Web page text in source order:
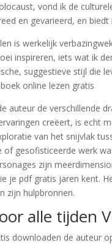
vond ik de
en gevarieerd, en
is werkelijk
inspireren, iets wat ik
suggestieve stijl die
online lezen gratis
auteur de verschillende
creëert, is echt
van het snijvlak
gesofisticeerde werk
zijn
je pdf gratis jaren kent.
zijn hulpbronnen.
alle tijden
downloaden de auteur